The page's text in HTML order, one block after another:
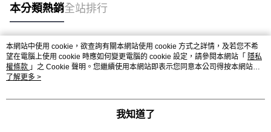
本分類熱銷全站排行
熱門標籤
本網站中使用 cookie，欲查詢有關本網站使用 cookie 方式之詳情，及若您不希
望在電腦上使用 cookie 時應如何變更電腦的 cookie 設定，請參閱本網站「 隱私
權條款 」之 Cookie 聲明。您繼續使用本網站即表示您同意本公司得按本網站使
用條款之 Cookie 聲明使用 cookie。
了解更多 >
我知道了